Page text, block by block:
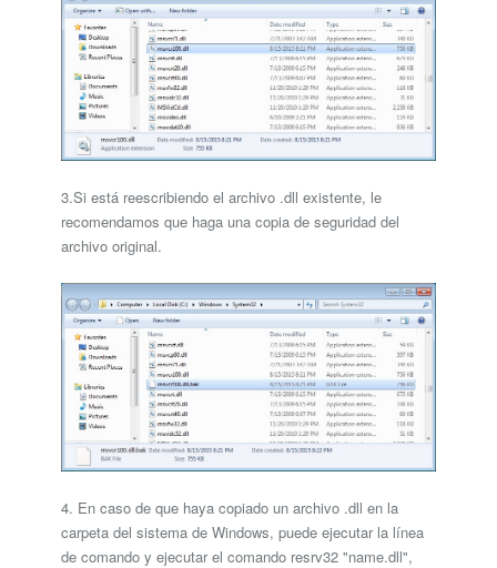
3.Si está reescribiendo el archivo .dll existente, le
recomendamos que haga una copia de seguridad del
archivo original.
4. En caso de que haya copiado un archivo .dll en la
carpeta del sistema de Windows, puede ejecutar la línea
de comando y ejecutar el comando resrv32 "name.dll",